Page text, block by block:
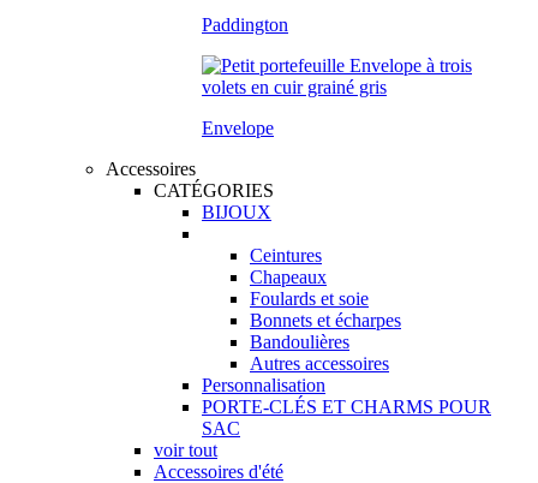
Paddington
Envelope
Accessoires
CATÉGORIES
BIJOUX
Ceintures
Chapeaux
Foulards et soie
Bonnets et écharpes
Bandoulières
Autres accessoires
Personnalisation
PORTE-CLÉS ET CHARMS POUR
SAC
voir tout
Accessoires d'été